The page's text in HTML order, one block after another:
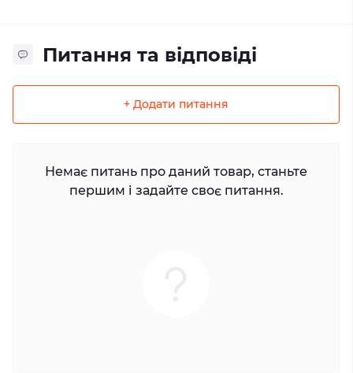
Питання та відповіді
+ Додати питання
Немає питань про даний товар, станьте
першим і задайте своє питання.